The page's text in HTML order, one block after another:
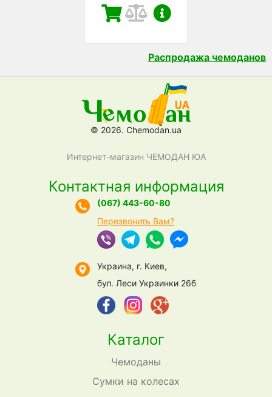
Распродажа чемоданов
© 2026. Chemodan.ua
Интернет-магазин ЧЕМОДАН ЮА
Каталог
Чемоданы
Сумки на колесах
Контактная информация
(067) 443-60-80
Перезвонить Вам?
Украина, г. Киев,
бул. Леси Украинки 26б